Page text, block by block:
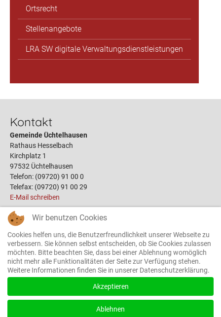
Ortsrecht
Stellenangebote
LRA SW digitale Verwaltungsdienstleistungen
Kontakt
Gemeinde Üchtelhausen
Rathaus Hesselbach
Kirchplatz 1
97532 Üchtelhausen
Telefon: (09720) 91 00 0
Telefax: (09720) 91 00 29
E-Mail schreiben
Links
Öffnungszeiten
Terminbuchung
Bauplätze
Gemeinderat
Ortsrecht
Wir benutzen Cookies
Cookies helfen uns, die Benutzerfreundlichkeit unserer Webseite zu
verbessern. Sie können selbst entscheiden, ob Sie Cookies zulassen
möchten. Bitte beachten Sie, dass bei einer Ablehnung womöglich
nicht mehr alle Funktionalitäten der Seite zur Verfügung stehen.
Weitere Informationen finden Sie in unserer Datenschutzerklärung.
Akzeptieren
Ablehnen